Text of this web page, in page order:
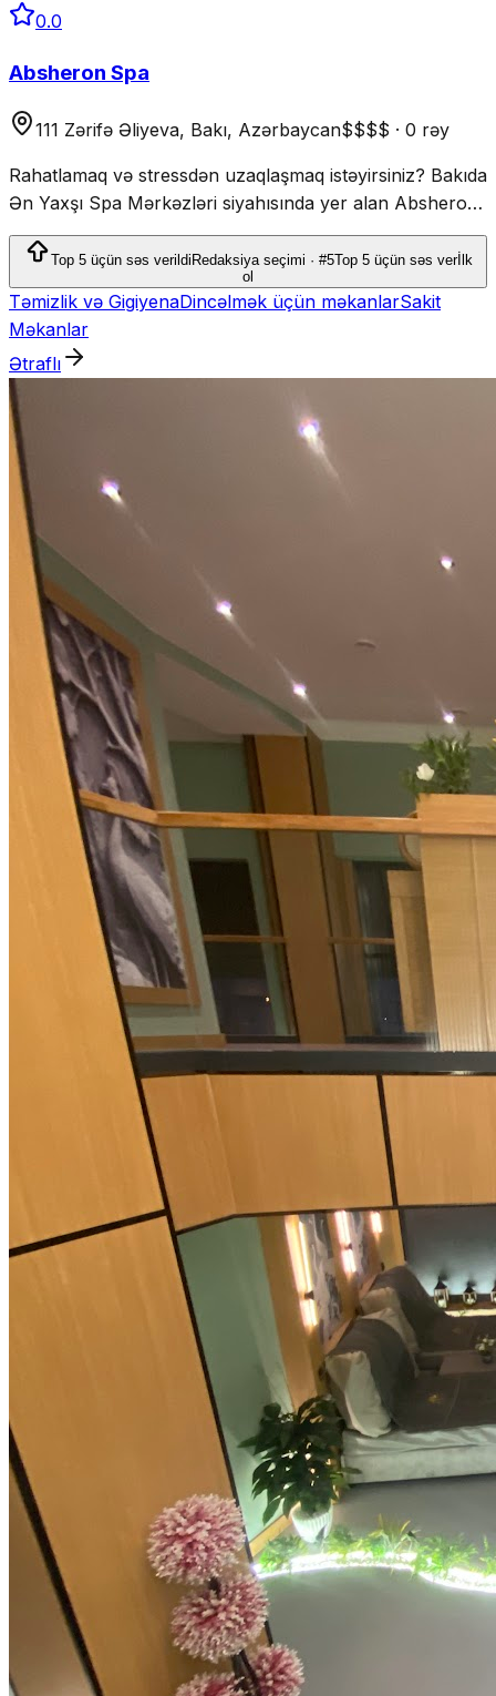
0.0
Absheron Spa
111 Zərifə Əliyeva, Bakı, Azərbaycan$$$$ · 0 rəy
Rahatlamaq və stressdən uzaqlaşmaq istəyirsiniz? Bakıda
Ən Yaxşı Spa Mərkəzləri siyahısında yer alan Absheron
Spa premium masaj və wellness xidmətləri təklif edir.
Top 5 üçün səs verildiRedaksiya seçimi · #5Top 5 üçün səs verİlk
ol
Təmizlik və GigiyenaDincəlmək üçün məkanlarSakit
Məkanlar
Ətraflı